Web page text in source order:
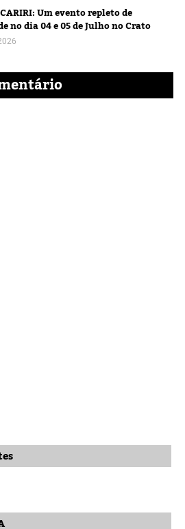
Um evento repleto de
no dia 04 e 05 de Julho no Crato